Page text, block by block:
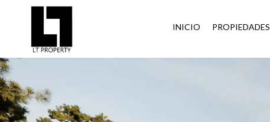
INICIO PROPIEDADES